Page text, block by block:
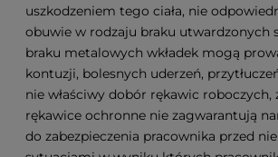
uszkodzeniem tego ciała, nie
obuwie w rodzaju braku utwardzonych
braku metalowych wkładek mogą
kontuzji, bolesnych uderzeń,
nie właściwy dobór rękawic roboczych,
rękawice ochronne nie zagwarantują
do zabezpieczenia pracownika przed